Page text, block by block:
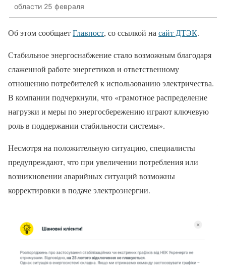
области 25 февраля
Об этом сообщаетГлавпост, со ссылкой на сайт ДТЭК.
Стабильное энергоснабжение стало возможным благодаря
слаженной работе энергетиков и ответственному
отношению потребителей к использованию электричества.
В компании подчеркнули, что «грамотное распределение
нагрузки и меры по энергосбережению играют ключевую
роль в поддержании стабильности системы».
Несмотря на положительную ситуацию, специалисты
предупреждают, что при увеличении потребления или
возникновении аварийных ситуаций возможны
корректировки в подаче электроэнергии.